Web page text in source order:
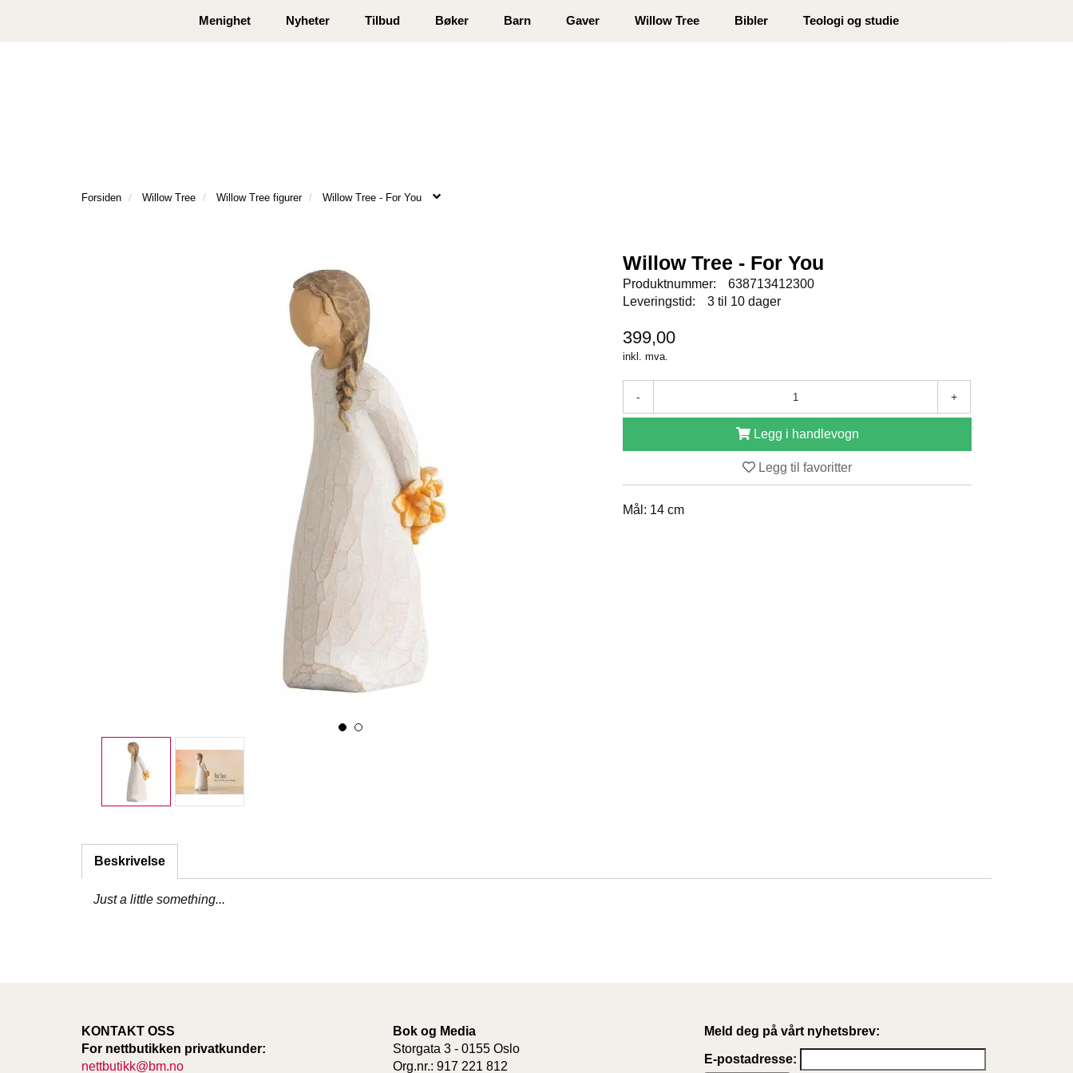
Åpningstider Logg inn eller registrer deg Min side Infosenter
Menighet Nyheter Tilbud Bøker Barn Gaver Willow Tree Bibler Teologi og studie
Forsiden Willow Tree Willow Tree figurer Willow Tree - For You
Willow Tree - For You
Produktnummer:
638713412300
Leveringstid:
3 til 10 dager
399,00
inkl. mva.
- +
Legg i handlevogn
Legg til favoritter
Mål: 14 cm
Beskrivelse
Just a little something...
KONTAKT OSS
For nettbutikken privatkunder:
nettbutikk@bm.no
Bok og Media
Storgata 3 - 0155 Oslo
Org.nr.: 917 221 812
Meld deg på vårt nyhetsbrev:
E-postadresse: